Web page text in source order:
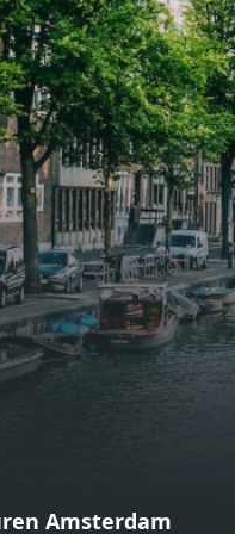
een stijlvolle
is van alle
perfect voor het
maaltijden.
stap je zo het
kunt genieten
en een
woning
comfortabele
12,1
bieden tal
zoals een fijne
of een
De
in een
van
m²
van
Amsterdam